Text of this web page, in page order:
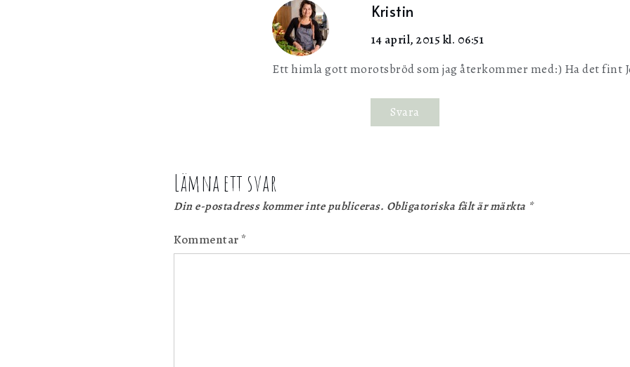
Kristin
14 april, 2015 kl. 06:51
Ett himla gott morotsbröd som jag återkommer med:) Ha det fint
Svara
Lämna ett svar
Din e-postadress kommer inte publiceras. Obligatoriska fält är märkta *
Kommentar*